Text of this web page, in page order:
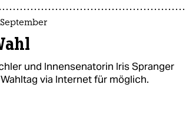
und Innensenatorin Iris Spranger
via Internet für möglich.